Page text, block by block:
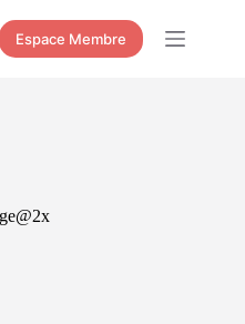
Espace Membre